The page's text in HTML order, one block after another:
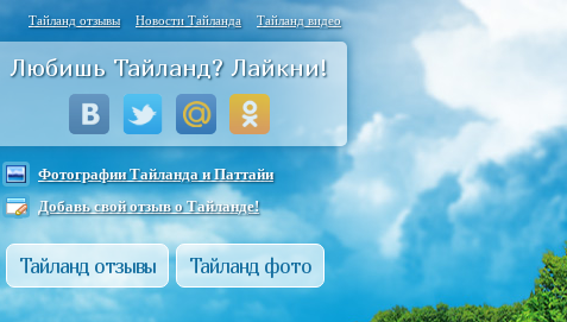
Тайланд отзывы Новости Тайланда Тайланд видео
Любишь Тайланд? Лайкни!
Фотографии Тайланда и Паттайи
Добавь свой отзыв о Тайланде!
Тайланд отзывы Тайланд фото